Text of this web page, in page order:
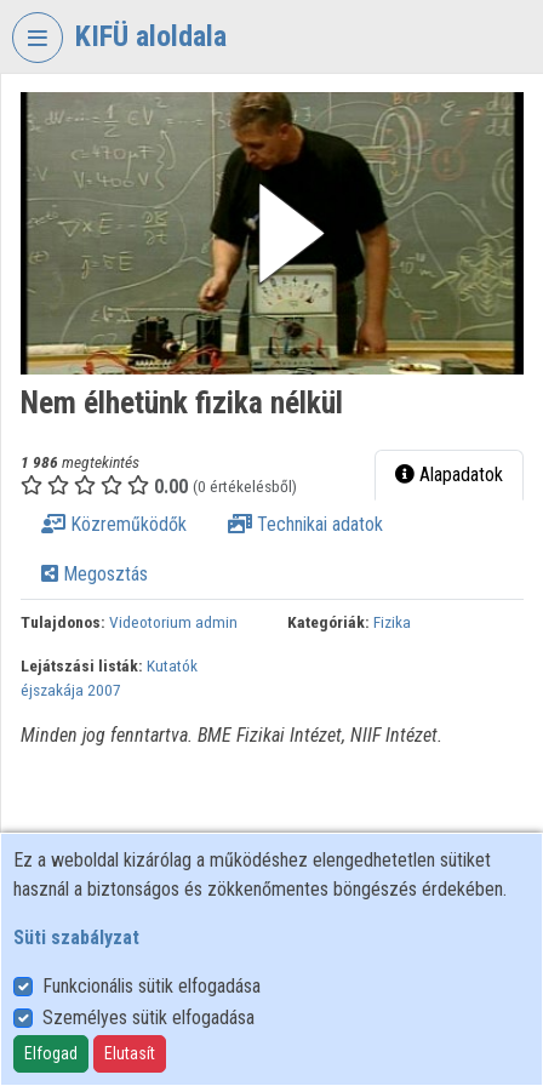
Fejléc kihagyása
KIFÜ aloldala
VIDEOTORIUM
KORMÁNYZATI
INFORMATIKAI
FEJLESZTÉSI
ÜGYNÖKSÉG
Intézményi kezdőlap
Bejelentkezés
Intézményi felfedezés
Kategóriák
Intézményi listák
Intézmények
Közreműködők
Nem élhetünk fizika nélkül
1 986 megtekintés
0.00 (0 értékelésből) Alapadatok
Közreműködők Technikai adatok
Megosztás
Tulajdonos: Videotorium admin Kategóriák: Fizika
Lejátszási listák: Kutatók
éjszakája 2007
Minden jog fenntartva. BME Fizikai Intézet, NIIF Intézet.
Felhasználói szabályzat
Adatkezelési tájékoztató
Süti szabályzat
Ez a weboldal kizárólag a működéshez elengedhetetlen sütiket
használ a biztonságos és zökkenőmentes böngészés érdekében.
Süti szabályzat
Funkcionális sütik elfogadása
Személyes sütik elfogadása
Elfogad Elutasít